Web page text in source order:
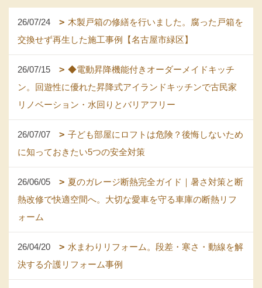
26/07/24
木製戸箱の修繕を行いました。腐った戸箱を
交換せず再生した施工事例【名古屋市緑区】
26/07/15
◆電動昇降機能付きオーダーメイドキッチ
ン。回遊性に優れた昇降式アイランドキッチンで古民家
リノベーション・水回りとバリアフリー
26/07/07
子ども部屋にロフトは危険？後悔しないため
に知っておきたい5つの安全対策
26/06/05
夏のガレージ断熱完全ガイド｜暑さ対策と断
熱改修で快適空間へ。大切な愛車を守る車庫の断熱リフ
ォーム
26/04/20
水まわりリフォーム。段差・寒さ・動線を解
決する介護リフォーム事例